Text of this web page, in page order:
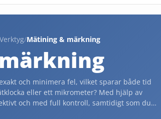
Verktyg/Mätining & märkning
och minimera fel, vilket sparar både tid
eller ett mikrometer? Med hjälp av
och med full kontroll, samtidigt som du